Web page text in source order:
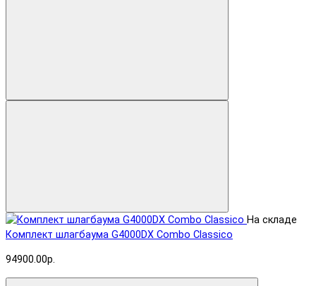
На складе
Комплект шлагбаума G4000DX Combo Classico
94900.00р.